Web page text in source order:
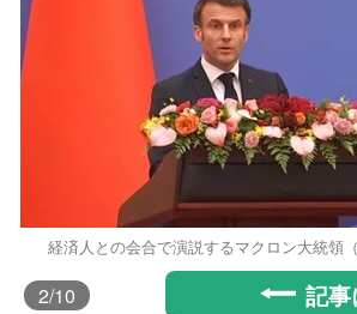
経済人との会合で演説するマクロン大統領
2/10 記